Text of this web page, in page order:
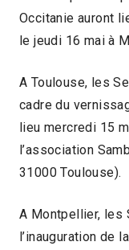
Occitanie auront
le jeudi 16 mai à
A Toulouse, les
cadre du
lieu mercredi 15
l’association
31000 Toulouse).
A Montpellier, les
l’inauguration de